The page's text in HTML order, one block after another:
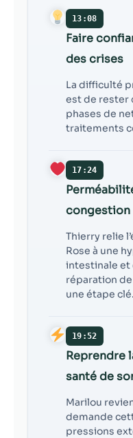
13:08
Faire
des crises
La difficulté
est de rester
phases de
traitements
17:24
congestion
Thierry relie
Rose à une
intestinale et
réparation
une étape clé.
19:52
Reprendre
santé de
Marilou
demande
pressions